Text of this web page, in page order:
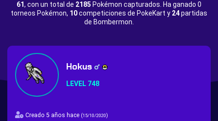
61, con un total de 2185 Pokémon capturados. Ha ganado 0
torneos Pokémon, 10competiciones de PokeKart y 24partidas
de Bombermon.
Hokus
LEVEL 748
Creado 5 años hace (15/10/2020)